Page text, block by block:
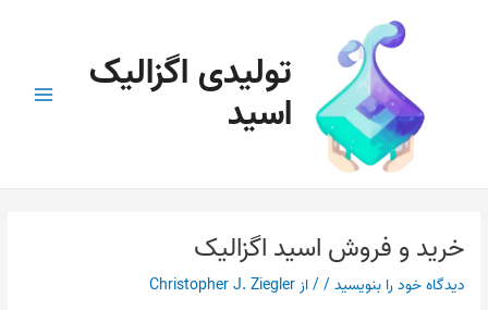
تولیدی اگزالیک
اسید
خرید و فروش اسید اگزالیک
دیدگاه‌ خود را بنویسید// از Christopher J. Ziegler
نوشته